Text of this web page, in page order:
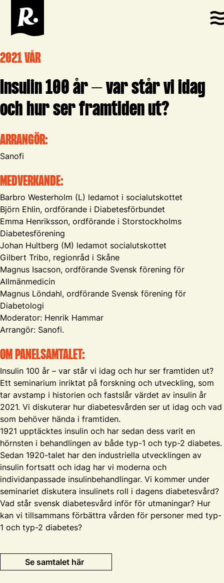
2021 VÅR
Insulin 100 år – var står vi idag
och hur ser framtiden ut?
ARRANGÖR:
Sanofi
MEDVERKANDE:
Barbro Westerholm (L) ledamot i socialutskottet
Björn Ehlin, ordförande i Diabetesförbundet
Emma Henriksson, ordförande i Storstockholms
Diabetesförening
Johan Hultberg (M) ledamot socialutskottet
Gilbert Tribo, regionråd i Skåne
Magnus Isacson, ordförande Svensk förening för
Allmänmedicin
Magnus Löndahl, ordförande Svensk förening för
Diabetologi
Moderator: Henrik Hammar
Arrangör: Sanofi.
OM PANELSAMTALET:
Insulin 100 år – var står vi idag och hur ser framtiden ut?
Ett seminarium inriktat på forskning och utveckling, som
tar avstamp i historien och fastslår värdet av insulin år
2021. Vi diskuterar hur diabetesvården ser ut idag och vad
som behöver hända i framtiden.
1921 upptäcktes insulin och har sedan dess varit en
hörnsten i behandlingen av både typ-1 och typ-2 diabetes.
Sedan 1920-talet har den industriella utvecklingen av
insulin fortsatt och idag har vi moderna och
individanpassade insulinbehandlingar. Vi kommer under
seminariet diskutera insulinets roll i dagens diabetesvård?
Vad står svensk diabetesvård inför för utmaningar? Hur
kan vi tillsammans förbättra vården för personer med typ-
1 och typ-2 diabetes?
Se samtalet här